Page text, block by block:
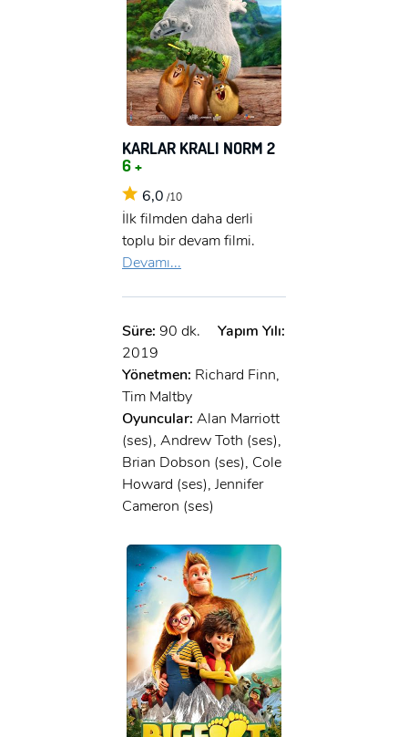
KARLAR KRALI NORM 2
6 +
6,0 /10
İlk filmden daha derli
toplu bir devam filmi.
Devamı...
Süre: 90 dk.
Yapım Yılı:
2019
Yönetmen: Richard Finn,
Tim Maltby
Oyuncular: Alan Marriott
(ses), Andrew Toth (ses),
Brian Dobson (ses), Cole
Howard (ses), Jennifer
Cameron (ses)